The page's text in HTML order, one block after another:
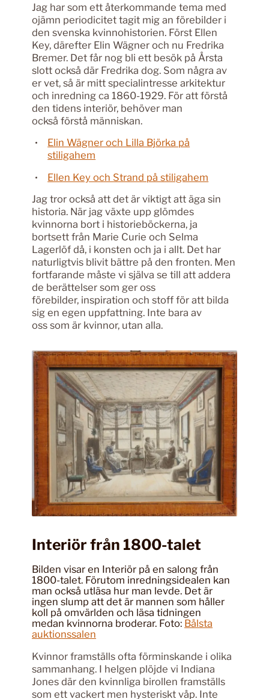
Jag har som ett återkommande tema med
ojämn periodicitet tagit mig an förebilder i
den svenska kvinnohistorien. Först Ellen
Key, därefter Elin Wägner och nu Fredrika
Bremer. Det får nog bli ett besök på Årsta
slott också där Fredrika dog. Som några av
er vet, så är mitt specialintresse arkitektur
och inredning ca 1860-1929. För att förstå
den tidens interiör, behöver man
också förstå människan.
Elin Wägner och Lilla Björka på
stiligahem
Ellen Key och Strand på stiligahem
Jag tror också att det är viktigt att äga sin
historia. När jag växte upp glömdes
kvinnorna bort i historieböckerna, ja
bortsett från Marie Curie och Selma
Lagerlöf då, i konsten och ja i allt. Det har
naturligtvis blivit bättre på den fronten. Men
fortfarande måste vi själva se till att addera
de berättelser som ger oss
förebilder, inspiration och stoff för att bilda
sig en egen uppfattning. Inte bara av
oss som är kvinnor, utan alla.
Interiör från 1800-talet
Bilden visar en Interiör på en salong från
1800-talet. Förutom inredningsidealen kan
man också utläsa hur man levde. Det är
ingen slump att det är mannen som håller
koll på omvärlden och läsa tidningen
medan kvinnorna broderar. Foto: Bålsta
auktionssalen
Kvinnor framställs ofta förminskande i olika
sammanhang. I helgen plöjde vi Indiana
Jones där den kvinnliga birollen framställs
som ett vackert men hysteriskt våp. Inte